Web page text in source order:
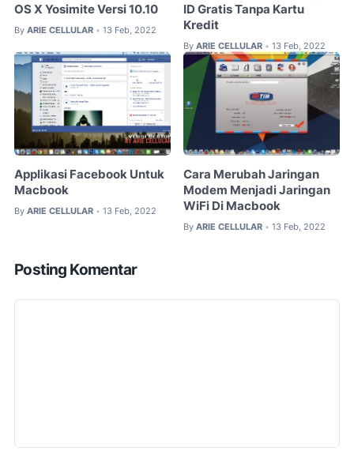
OS X Yosimite Versi 10.10
By ARIE CELLULAR • 13 Feb, 2022
ID Gratis Tanpa Kartu
Kredit
By ARIE CELLULAR • 13 Feb, 2022
Applikasi Facebook Untuk
Macbook
By ARIE CELLULAR • 13 Feb, 2022
Cara Merubah Jaringan
Modem Menjadi Jaringan
WiFi Di Macbook
By ARIE CELLULAR • 13 Feb, 2022
Posting Komentar